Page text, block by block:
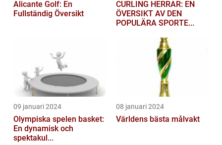
Alicante Golf: En
Fullständig Översikt
CURLING HERRAR: EN
ÖVERSIKT AV DEN
POPULÄRA SPORTE...
09 januari 2024
Olympiska spelen basket:
En dynamisk och
spektakul...
08 januari 2024
Världens bästa målvakt